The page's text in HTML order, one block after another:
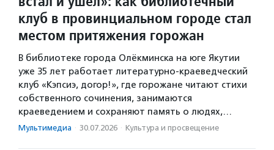
клуб в провинциальном городе стал
местом притяжения горожан
В библиотеке города Олёкминска на юге Якутии
уже 35 лет работает литературно-краеведческий
клуб «Кэпсиэ, догор!», где горожане читают стихи
собственного сочинения, занимаются
краеведением и сохраняют память о людях,…
Мультимедиа · 30.07.2026 · Культура и просвещение